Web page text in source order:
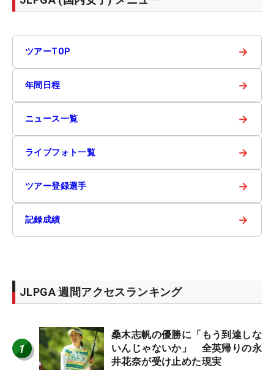
ツアーTOP →
年間日程 →
ニュース一覧 →
ライブフォト一覧 →
ツアー登録選手 →
記録成績 →
JLPGA 週間アクセスランキング
1
桑木志帆の優勝に「もう到達しな
いんじゃないか」 全英帰りの永
井花奈が受け止めた現実